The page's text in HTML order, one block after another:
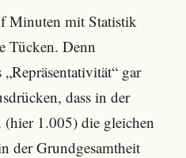
Minuten mit Statistik
Tücken. Denn
gar
dass in der
(hier 1.005) die gleichen
der Grundgesamtheit